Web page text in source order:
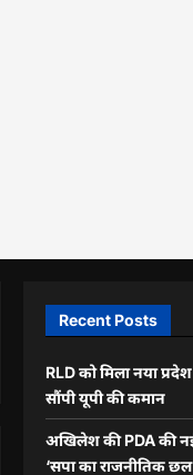
Recent Posts
RLD को मिला नया
सौंपी यूपी की कमान
अखिलेश की PDA की नई
‘सपा का राजनीतिक